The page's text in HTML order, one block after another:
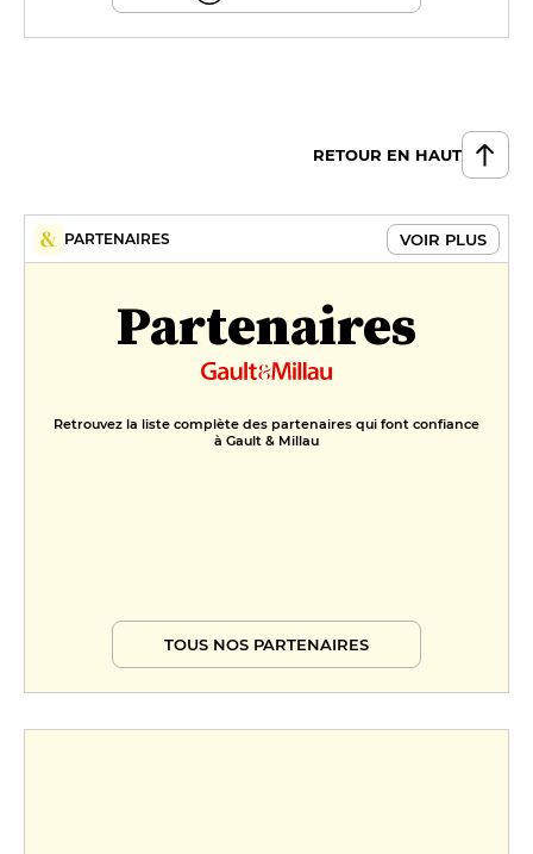
RETOUR EN HAUT
PARTENAIRES VOIR PLUS
Partenaires
Retrouvez la liste complète des partenaires qui font confiance
à Gault & Millau
TOUS NOS PARTENAIRES